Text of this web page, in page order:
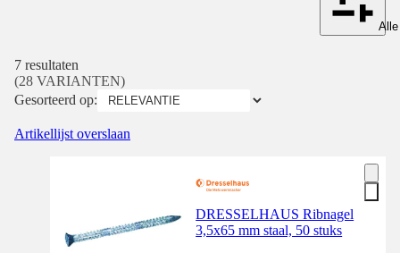
7 resultaten
(28 VARIANTEN)
Gesorteerd op:
Artikellijst overslaan
DRESSELHAUS Ribnagel
3,5x65 mm staal, 50 stuks